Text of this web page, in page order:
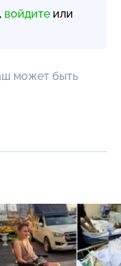
войдите или
может быть